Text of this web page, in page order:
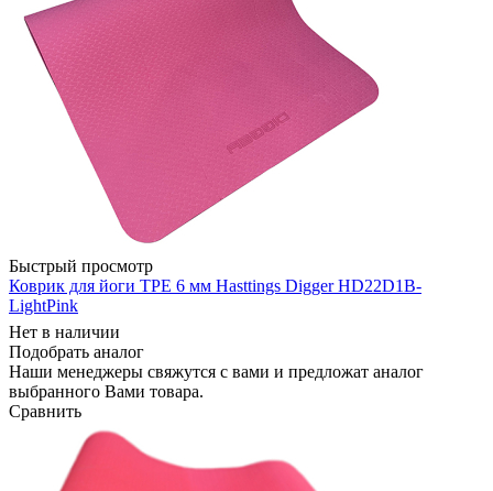
Быстрый просмотр
Коврик для йоги TPE 6 мм Hasttings Digger HD22D1B-
LightPink
Нет в наличии
Подобрать аналог
Наши менеджеры свяжутся с вами и предложат аналог
выбранного Вами товара.
Сравнить